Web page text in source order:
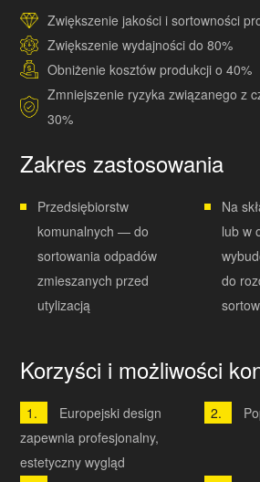
Zwiększenie jakości i sortowności
Zwiększenie wydajności do 80%
Obniżenie kosztów produkcji o 40%
Zmniejszenie ryzyka związanego z
30%
Zakres zastosowania
Przedsiębiorstw
komunalnych — do
sortowania odpadów
zmieszanych przed
utylizacją
Na
lub w
do
Korzyści i możliwości
Europejski design
zapewnia profesjonalny,
estetyczny wygląd